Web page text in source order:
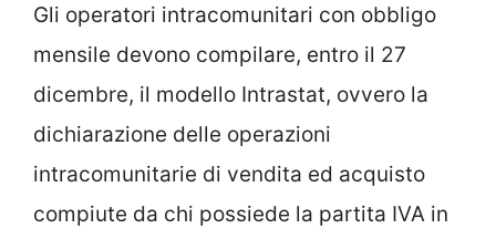
Gli operatori intracomunitari con obbligo
mensile devono compilare, entro il 27
dicembre, il modello Intrastat, ovvero la
dichiarazione delle operazioni
intracomunitarie di vendita ed acquisto
compiute da chi possiede la partita IVA in